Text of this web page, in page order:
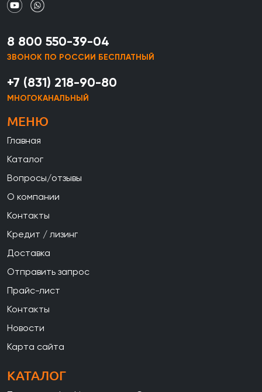
8 800 550-39-04
ЗВОНОК ПО РОССИИ БЕСПЛАТНЫЙ
+7 (831) 218-90-80
МНОГОКАНАЛЬНЫЙ
МЕНЮ
Главная
Каталог
Вопросы/отзывы
О компании
Контакты
Кредит / лизинг
Доставка
Отправить запрос
Прайс-лист
Контакты
Новости
Карта сайта
КАТАЛОГ